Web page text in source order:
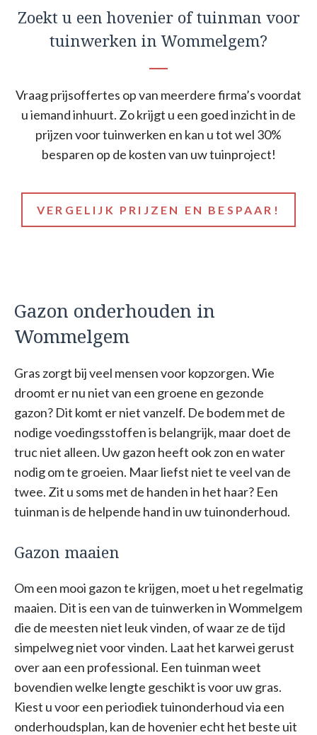
Zoekt u een hovenier of tuinman voor
tuinwerken in Wommelgem?
Vraag prijsoffertes op van meerdere firma’s voordat
u iemand inhuurt. Zo krijgt u een goed inzicht in de
prijzen voor tuinwerken en kan u tot wel 30%
besparen op de kosten van uw tuinproject!
VERGELIJK PRIJZEN EN BESPAAR!
Gazon onderhouden in
Wommelgem
Gras zorgt bij veel mensen voor kopzorgen. Wie
droomt er nu niet van een groene en gezonde
gazon? Dit komt er niet vanzelf. De bodem met de
nodige voedingsstoffen is belangrijk, maar doet de
truc niet alleen. Uw gazon heeft ook zon en water
nodig om te groeien. Maar liefst niet te veel van de
twee. Zit u soms met de handen in het haar? Een
tuinman is de helpende hand in uw tuinonderhoud.
Gazon maaien
Om een mooi gazon te krijgen, moet u het regelmatig
maaien. Dit is een van de tuinwerken in Wommelgem
die de meesten niet leuk vinden, of waar ze de tijd
simpelweg niet voor vinden. Laat het karwei gerust
over aan een professional. Een tuinman weet
bovendien welke lengte geschikt is voor uw gras.
Kiest u voor een periodiek tuinonderhoud via een
onderhoudsplan, kan de hovenier echt het beste uit